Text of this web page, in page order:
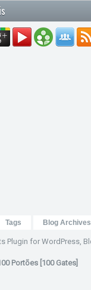
Tags Blog Archives
Portões [100 Gates]